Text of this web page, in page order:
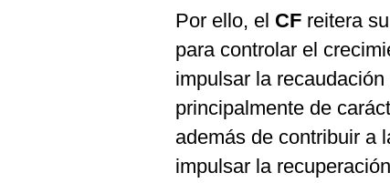
Por ello, el CF reitera
para controlar el
impulsar la
principalmente de
además de contribuir a
impulsar la